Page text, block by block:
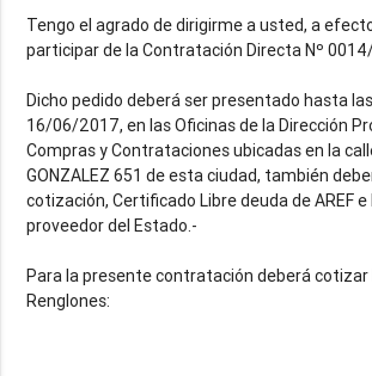
Tengo el agrado de dirigirme a usted, a
participar de la Contratación Directa Nº
Dicho pedido deberá ser presentado hasta
16/06/2017, en las Oficinas de la Dirección
Compras y Contrataciones ubicadas en la
GONZALEZ 651 de esta ciudad, también
cotización, Certificado Libre deuda de AREF
proveedor del Estado.-
Para la presente contratación deberá
Renglones: